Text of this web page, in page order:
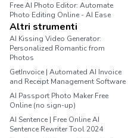
Free AI Photo Editor: Automate
Photo Editing Online - AI Ease
Altri strumenti
AI Kissing Video Generator:
Personalized Romantic from
Photos
GetInvoice | Automated AI Invoice
and Receipt Management Software
AI Passport Photo Maker Free
Online (no sign-up)
AI Sentence | Free Online AI
Sentence Rewriter Tool 2024